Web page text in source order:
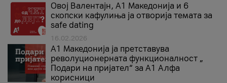
Овој Валентајн, A1 Македонија и 6
скопски кафулиња ја отворија темата за
safe dating
16.02.2026
А1 Македонија ја претставува
револуционерната функционалност „
Подари на пријател“ за А1 Алфа
корисници